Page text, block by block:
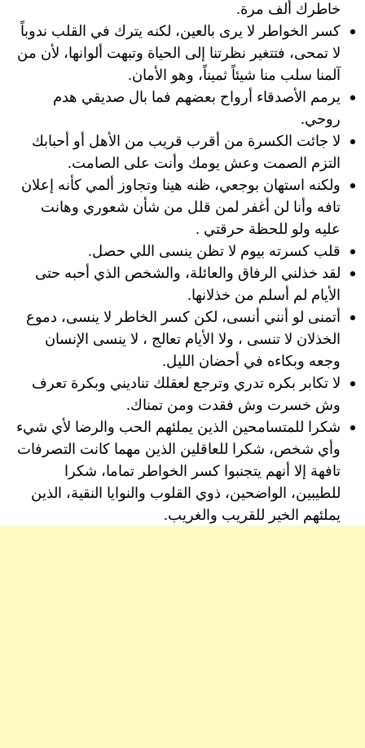
خاطرك ألف مرة.
كسر الخواطر لا يرى بالعين، لكنه يترك في القلب ندوباً
لا تمحى، فتتغير نظرتنا إلى الحياة وتبهت ألوانها، لأن من
آلمنا سلب منا شيئاً ثميناً، وهو الأمان.
يرمم الأصدقاء أرواح بعضهم فما بال صديقي هدم
روحي.
لا جائت الكسرة من أقرب قريب من الأهل أو أحبابك
التزم الصمت وعش يومك وأنت على الصامت.
ولكنه استهان بوجعي، ظنه هينا وتجاوز ألمي كأنه إعلان
تافه وأنا لن أغفر لمن قلل من شأن شعوري وهانت
عليه ولو للحظة حرقتي .
قلب كسرته بيوم لا تظن ينسى اللي حصل.
لقد خذلني الرفاق والعائلة، والشخص الذي أحبه حتى
الأيام لم أسلم من خذلانها.
أتمنى لو أنني أنسى، لكن كسر الخاطر لا ينسى، دموع
الخذلان لا تنسى ، ولا الأيام تعالج ، لا ينسى الإنسان
وجعه وبكاءه في أحضان الليل.
لا تكابر بكره تدري وترجع لعقلك تناديني وبكرة تعرف
وش خسرت وش فقدت ومن تمناك.
شكرا للمتسامحين الذين يملئهم الحب والرضا لأي شيء
وأي شخص، شكرا للعاقلين الذين مهما كانت التصرفات
تافهة إلا أنهم يتجنبوا كسر الخواطر تماما، شكرا
للطيبين، الواضحين، ذوي القلوب والنوايا النقية، الذين
يملئهم الخير للقريب والغريب.